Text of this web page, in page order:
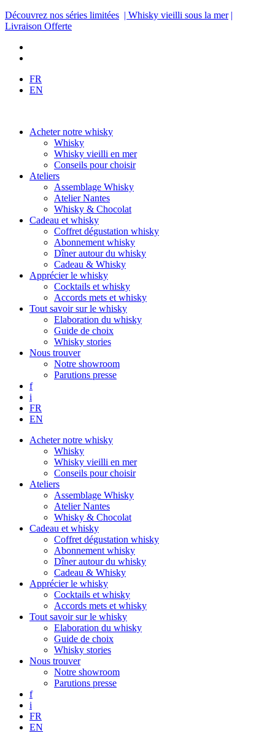
Découvrez nos séries limitées | Whisky vieilli sous la mer |
Livraison Offerte
FR
EN
Acheter notre whisky
Whisky
Whisky vieilli en mer
Conseils pour choisir
Ateliers
Assemblage Whisky
Atelier Nantes
Whisky & Chocolat
Cadeau et whisky
Coffret dégustation whisky
Abonnement whisky
Dîner autour du whisky
Cadeau & Whisky
Apprécier le whisky
Cocktails et whisky
Accords mets et whisky
Tout savoir sur le whisky
Elaboration du whisky
Guide de choix
Whisky stories
Nous trouver
Notre showroom
Parutions presse
f
i
FR
EN
Acheter notre whisky
Whisky
Whisky vieilli en mer
Conseils pour choisir
Ateliers
Assemblage Whisky
Atelier Nantes
Whisky & Chocolat
Cadeau et whisky
Coffret dégustation whisky
Abonnement whisky
Dîner autour du whisky
Cadeau & Whisky
Apprécier le whisky
Cocktails et whisky
Accords mets et whisky
Tout savoir sur le whisky
Elaboration du whisky
Guide de choix
Whisky stories
Nous trouver
Notre showroom
Parutions presse
f
i
FR
EN